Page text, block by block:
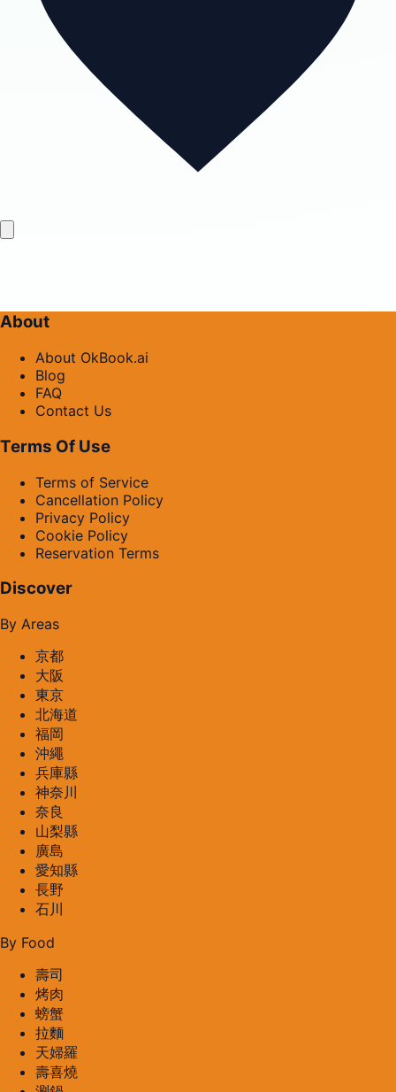
About
About OkBook.ai
Blog
FAQ
Contact Us
Terms Of Use
Terms of Service
Cancellation Policy
Privacy Policy
Cookie Policy
Reservation Terms
Discover
By Areas
京都
大阪
東京
北海道
福岡
沖繩
兵庫縣
神奈川
奈良
山梨縣
廣島
愛知縣
長野
石川
By Food
壽司
烤肉
螃蟹
拉麵
天婦羅
壽喜燒